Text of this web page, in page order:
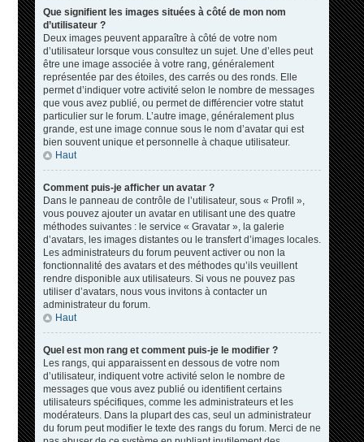
Que signifient les images situées à côté de mon nom
d’utilisateur ?
Deux images peuvent apparaître à côté de votre nom
d’utilisateur lorsque vous consultez un sujet. Une d’elles peut
être une image associée à votre rang, généralement
représentée par des étoiles, des carrés ou des ronds. Elle
permet d’indiquer votre activité selon le nombre de messages
que vous avez publié, ou permet de différencier votre statut
particulier sur le forum. L’autre image, généralement plus
grande, est une image connue sous le nom d’avatar qui est
bien souvent unique et personnelle à chaque utilisateur.
Haut
Comment puis-je afficher un avatar ?
Dans le panneau de contrôle de l’utilisateur, sous « Profil »,
vous pouvez ajouter un avatar en utilisant une des quatre
méthodes suivantes : le service « Gravatar », la galerie
d’avatars, les images distantes ou le transfert d’images locales.
Les administrateurs du forum peuvent activer ou non la
fonctionnalité des avatars et des méthodes qu’ils veuillent
rendre disponible aux utilisateurs. Si vous ne pouvez pas
utiliser d’avatars, nous vous invitons à contacter un
administrateur du forum.
Haut
Quel est mon rang et comment puis-je le modifier ?
Les rangs, qui apparaissent en dessous de votre nom
d’utilisateur, indiquent votre activité selon le nombre de
messages que vous avez publié ou identifient certains
utilisateurs spécifiques, comme les administrateurs et les
modérateurs. Dans la plupart des cas, seul un administrateur
du forum peut modifier le texte des rangs du forum. Merci de ne